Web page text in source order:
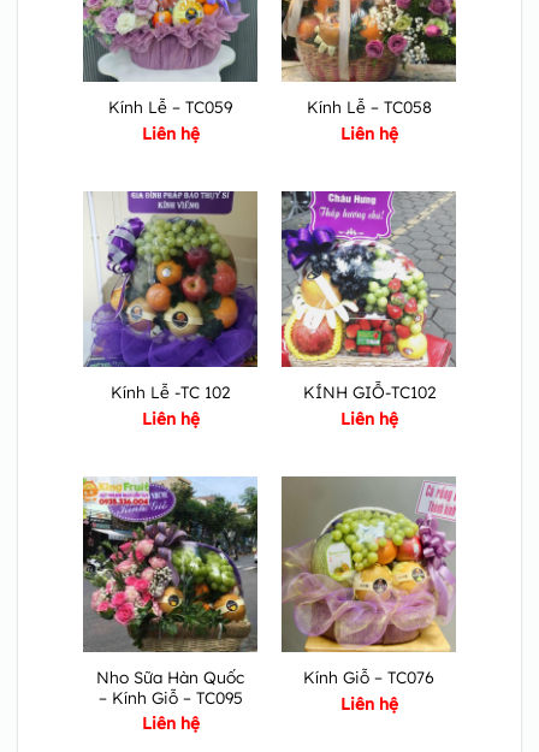
Kính Lễ – TC059
Liên hệ
Kính Lễ – TC058
Liên hệ
Kính Lễ -TC 102
Liên hệ
KÍNH GIỖ-TC102
Liên hệ
Nho Sữa Hàn Quốc
– Kính Giỗ – TC095
Liên hệ
Kính Giỗ – TC076
Liên hệ